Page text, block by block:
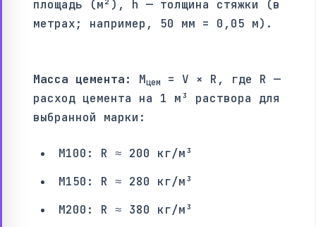
площадь (м²), h — толщина стяжки (в
метрах; например, 50 мм = 0,05 м).
Масса цемента: Mцем
= V × R, где R —
расход цемента на 1 м³ раствора для
выбранной марки:
М100: R ≈ 200 кг/м³
М150: R ≈ 280 кг/м³
М200: R ≈ 380 кг/м³